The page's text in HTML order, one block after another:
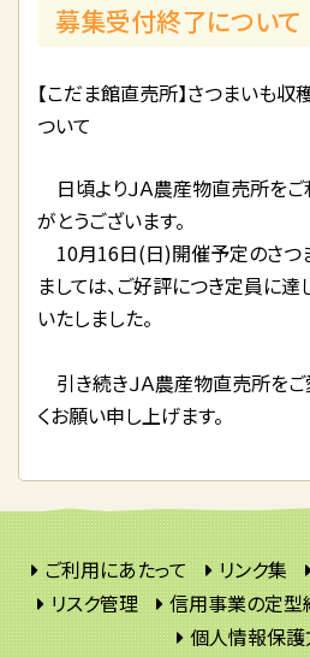
募集受付終了について
【こだま館直売所】さつまいも
ついて
日頃よりＪＡ農産物直売所を
がとうございます。
10月16日(日)開催予定のさつ
ましては、ご好評につき定員に
いたしました。
引き続きＪＡ農産物直売所をご
くお願い申し上げます。
ご利用にあたって リンク集
リスク管理
信用事業の定型
個人情報保